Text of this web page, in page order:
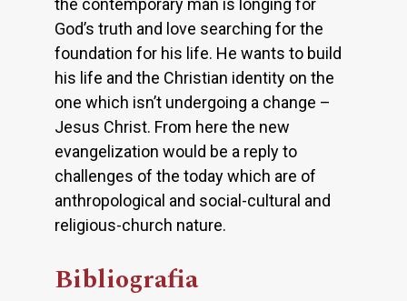
the contemporary man is longing for
God’s truth and love searching for the
foundation for his life. He wants to build
his life and the Christian identity on the
one which isn’t undergoing a change –
Jesus Christ. From here the new
evangelization would be a reply to
challenges of the today which are of
anthropological and social-cultural and
religious-church nature.
Bibliografia